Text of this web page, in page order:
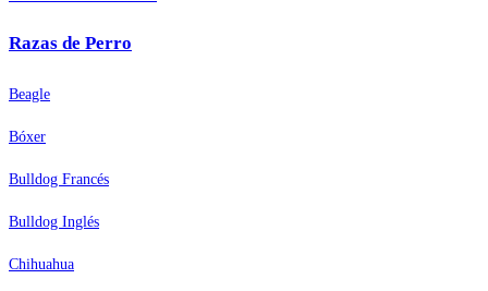
Razas de Perro
Beagle
Bóxer
Bulldog Francés
Bulldog Inglés
Chihuahua